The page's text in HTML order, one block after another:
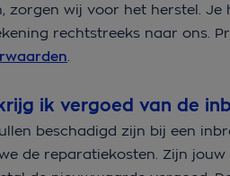
zorgen wij voor het herstel.
rechtstreeks naar ons.
.
ik vergoed van de
beschadigd zijn bij een
de reparatiekosten. Zijn